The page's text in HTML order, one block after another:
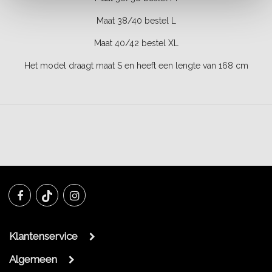
Maat 38/40 bestel L
Maat 40/42 bestel XL
Het model draagt maat S en heeft een lengte van 168 cm
Klantenservice
Algemeen